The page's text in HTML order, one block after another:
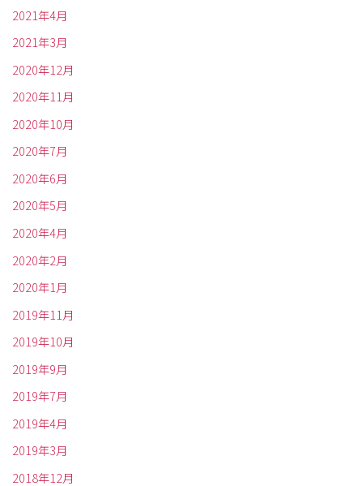
2021年4月
2021年3月
2020年12月
2020年11月
2020年10月
2020年7月
2020年6月
2020年5月
2020年4月
2020年2月
2020年1月
2019年11月
2019年10月
2019年9月
2019年7月
2019年4月
2019年3月
2018年12月